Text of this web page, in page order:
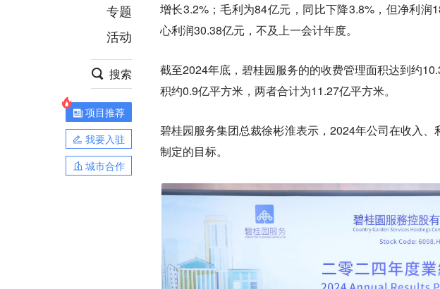
项目推荐
安徽
专题
活动
搜索
项目推荐
我要入驻
城市合作
增长3.2%；毛利为84亿元，同比下降3.8%，但净利
心利润30.38亿元，不及上一会计年度。
截至2024年底，碧桂园服务的的收费管理面积达到约
积约0.9亿平方米，两者合计为11.27亿平方米。
碧桂园服务集团总裁徐彬淮表示，2024年公司在收入
制定的目标。